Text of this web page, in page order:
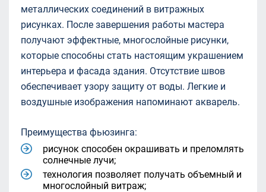
металлических соединений в витражных
рисунках. После завершения работы мастера
получают эффектные, многослойные рисунки,
которые способны стать настоящим украшением
интерьера и фасада здания. Отсутствие швов
обеспечивает узору защиту от воды. Легкие и
воздушные изображения напоминают акварель.
Преимущества фьюзинга:
рисунок способен окрашивать и преломлять
солнечные лучи;
технология позволяет получать объемный и
многослойный витраж;